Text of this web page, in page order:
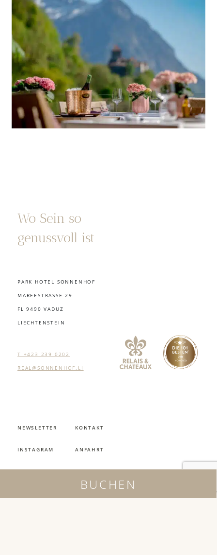
BUCHEN
Wo Sein so
genussvoll ist
PARK HOTEL SONNENHOF
MAREESTRASSE 29
FL 9490 VADUZ
LIECHTENSTEIN
T +423 239 0202
REAL@SONNENHOF.LI
NEWSLETTER
INSTAGRAM
FACEBOOK
KONTAKT
ANFAHRT
ANFRAGE